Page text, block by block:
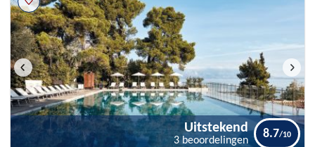
Uitstekend
3 beoordelingen
8.7